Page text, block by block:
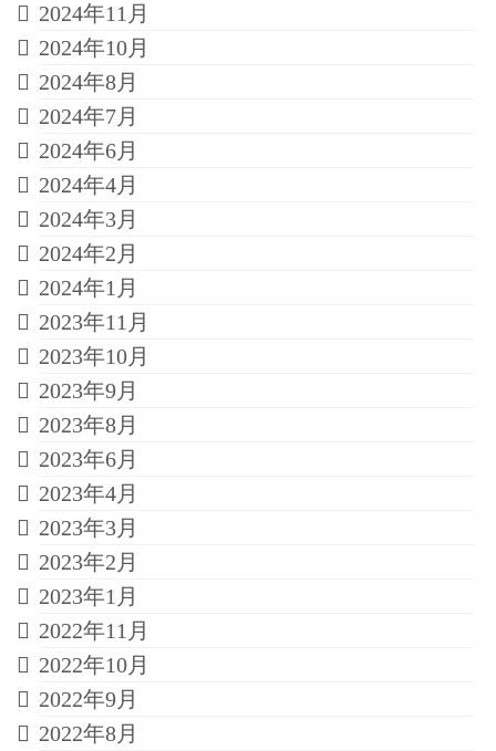
2024年11月
2024年10月
2024年8月
2024年7月
2024年6月
2024年4月
2024年3月
2024年2月
2024年1月
2023年11月
2023年10月
2023年9月
2023年8月
2023年6月
2023年4月
2023年3月
2023年2月
2023年1月
2022年11月
2022年10月
2022年9月
2022年8月